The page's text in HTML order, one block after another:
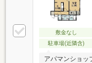
敷金なし
駐車場(近隣含)
アパマンショッ